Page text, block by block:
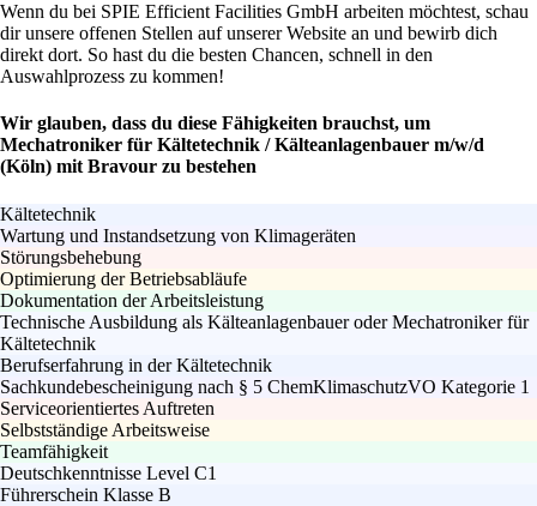
Wenn du bei SPIE Efficient Facilities GmbH arbeiten möchtest, schau
dir unsere offenen Stellen auf unserer Website an und bewirb dich
direkt dort. So hast du die besten Chancen, schnell in den
Auswahlprozess zu kommen!
Wir glauben, dass du diese Fähigkeiten brauchst, um
Mechatroniker für Kältetechnik / Kälteanlagenbauer m/w/d
(Köln) mit Bravour zu bestehen
Kältetechnik
Wartung und Instandsetzung von Klimageräten
Störungsbehebung
Optimierung der Betriebsabläufe
Dokumentation der Arbeitsleistung
Technische Ausbildung als Kälteanlagenbauer oder Mechatroniker für
Kältetechnik
Berufserfahrung in der Kältetechnik
Sachkundebescheinigung nach § 5 ChemKlimaschutzVO Kategorie 1
Serviceorientiertes Auftreten
Selbstständige Arbeitsweise
Teamfähigkeit
Deutschkenntnisse Level C1
Führerschein Klasse B